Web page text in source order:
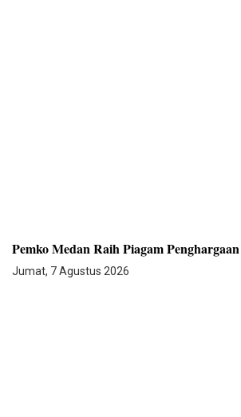
Pemko Medan Raih Piagam
Jumat, 7 Agustus 2026